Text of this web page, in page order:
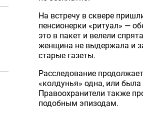
На встречу в сквере
пенсионерки «ритуал» —
это в пакет и велели
женщина не выдержала и
старые газеты.
Расследование
«колдунья» одна, или
Правоохранители также
подобным эпизодам.